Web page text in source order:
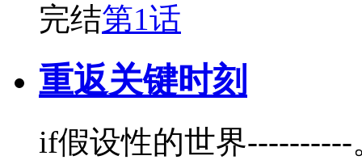
完结第1话
重返关键时刻
if假设性的世界